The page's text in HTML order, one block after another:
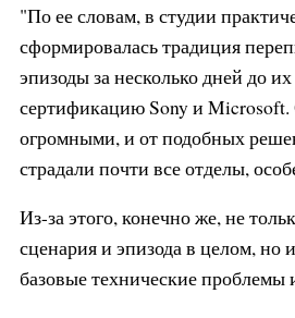
"По ее словам, в студии
сформировалась традиция
эпизоды за несколько дней до
сертификацию Sony и
огромными, и от подобных
страдали почти все отделы,
Из-за этого, конечно же, не
сценария и эпизода в целом, но
базовые технические проблемы